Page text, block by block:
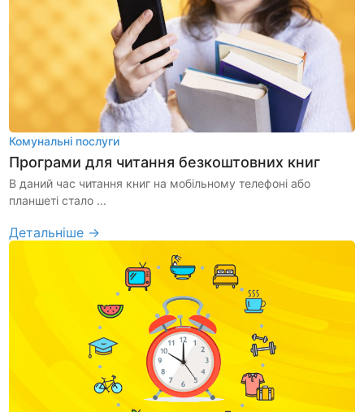
Комунальні послуги
Програми для читання безкоштовних книг
В даний час читання книг на мобільному телефоні або
планшеті стало ...
Детальніше →